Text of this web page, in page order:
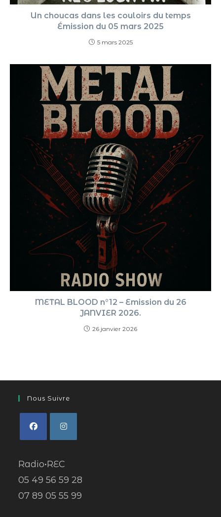
Un choucas dans les couloirs du temps
Émission du 05 mars 2025
5 mars 2025
METAL BLOOD n°12 – Emission du 26
JANVIER 2026.
26 janvier 2026
Nous Suivre
Radio•REC
05 49 56 59 28
07 89 05 55 99